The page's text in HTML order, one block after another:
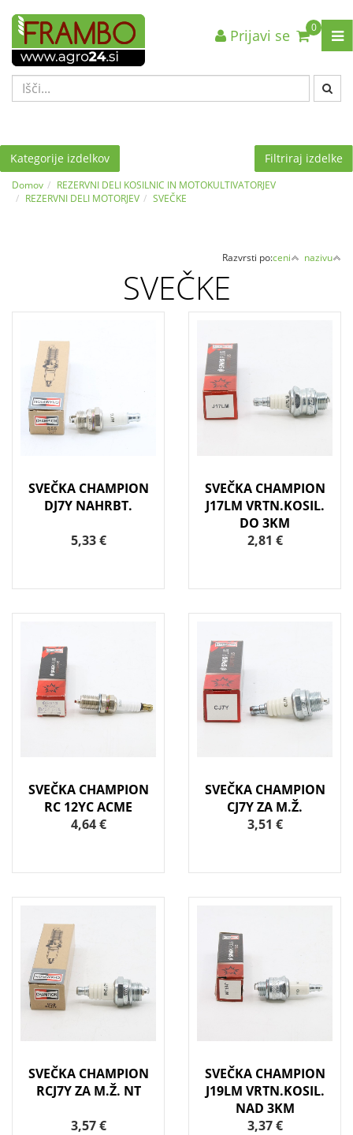
Nazaj en nivo
VRSTA 1
VRSTA 3
Nazaj en nivo
VRSTA 1
VRSTA 3
Nazaj en nivo
VRSTA 1
VRSTA 3
0
Prijavi se
Kategorije izdelkov Filtriraj izdelke
Domov
REZERVNI DELI KOSILNIC IN MOTOKULTIVATORJEV
REZERVNI DELI MOTORJEV
SVEČKE
Razvrsti po:ceni nazivu
SVEČKE
SVEČKA CHAMPION
DJ7Y NAHRBT.
5,33 €
SVEČKA CHAMPION
J17LM VRTN.KOSIL.
DO 3KM
2,81 €
SVEČKA CHAMPION
RC 12YC ACME
4,64 €
SVEČKA CHAMPION
CJ7Y ZA M.Ž.
3,51 €
SVEČKA CHAMPION
RCJ7Y ZA M.Ž. NT
3,57 €
SVEČKA CHAMPION
J19LM VRTN.KOSIL.
NAD 3KM
3,37 €